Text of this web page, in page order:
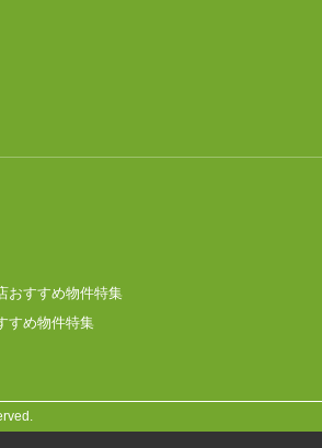
おすすめ物件特集
すめ物件特集